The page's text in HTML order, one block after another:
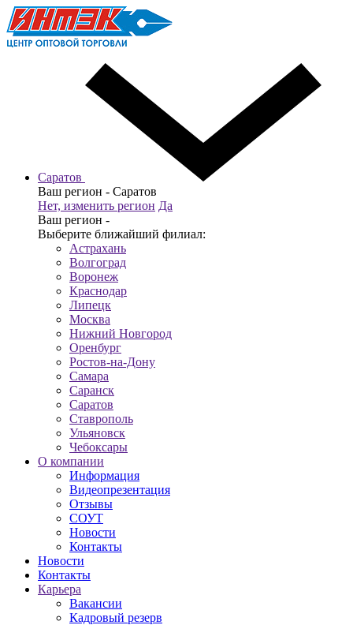
Саратов
Ваш регион - Саратов
Нет, изменить регион Да
Ваш регион -
Выберите ближайший филиал:
Астрахань
Волгоград
Воронеж
Краснодар
Липецк
Москва
Нижний Новгород
Оренбург
Ростов-на-Дону
Самара
Саранск
Саратов
Ставрополь
Ульяновск
Чебоксары
О компании
Информация
Видеопрезентация
Отзывы
СОУТ
Новости
Контакты
Новости
Контакты
Карьера
Вакансии
Кадровый резерв